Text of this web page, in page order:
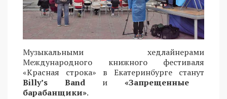
Музыкальными хедлайнерами
Международного книжного фестиваля
«Красная строка» в Екатеринбурге станут
Billy’s Band и «Запрещенные
барабанщики».